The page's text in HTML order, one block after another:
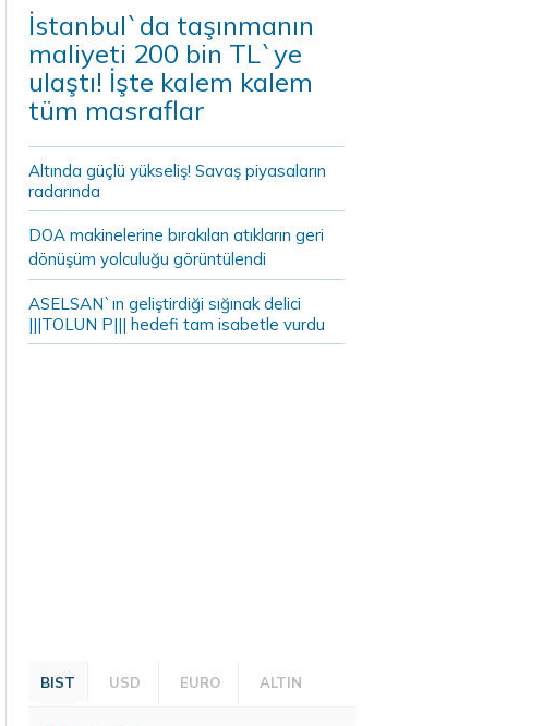
İstanbul`da taşınmanın
maliyeti 200 bin TL`ye
ulaştı! İşte kalem kalem
tüm masraflar
Altında güçlü yükseliş! Savaş piyasaların
radarında
DOA makinelerine bırakılan atıkların geri
dönüşüm yolculuğu görüntülendi
ASELSAN`ın geliştirdiği sığınak delici
|||TOLUN P||| hedefi tam isabetle vurdu
BIST USD EURO ALTIN